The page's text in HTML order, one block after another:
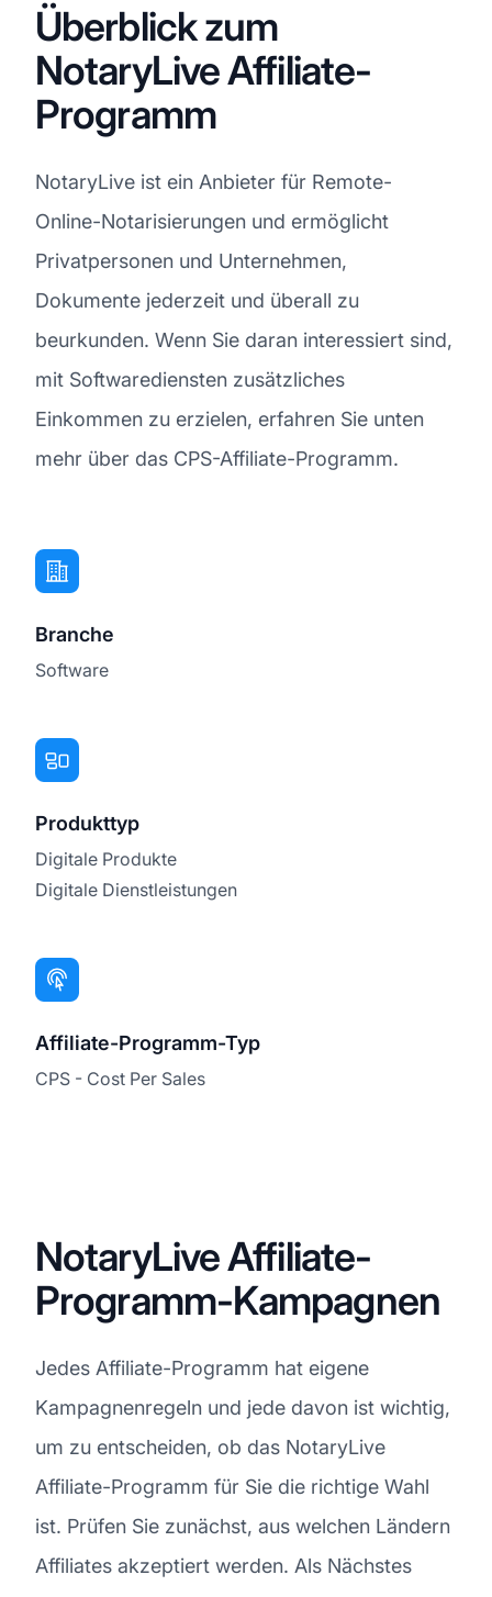
Überblick zum
NotaryLive Affiliate-
Programm
NotaryLive ist ein Anbieter für Remote-
Online-Notarisierungen und ermöglicht
Privatpersonen und Unternehmen,
Dokumente jederzeit und überall zu
beurkunden. Wenn Sie daran interessiert sind,
mit Softwarediensten zusätzliches
Einkommen zu erzielen, erfahren Sie unten
mehr über das CPS-Affiliate-Programm.
Branche
Software
Produkttyp
Digitale Produkte
Digitale Dienstleistungen
Affiliate-Programm-Typ
CPS - Cost Per Sales
NotaryLive Affiliate-
Programm-Kampagnen
Jedes Affiliate-Programm hat eigene
Kampagnenregeln und jede davon ist wichtig,
um zu entscheiden, ob das NotaryLive
Affiliate-Programm für Sie die richtige Wahl
ist. Prüfen Sie zunächst, aus welchen Ländern
Affiliates akzeptiert werden. Als Nächstes